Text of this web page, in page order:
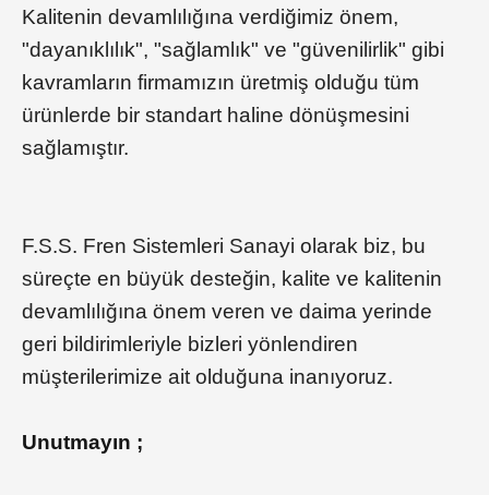
Kalitenin devamlılığına verdiğimiz önem,
"dayanıklılık", "sağlamlık" ve "güvenilirlik" gibi
kavramların firmamızın üretmiş olduğu tüm
ürünlerde bir standart haline dönüşmesini
sağlamıştır.
F.S.S. Fren Sistemleri Sanayi olarak biz, bu
süreçte en büyük desteğin, kalite ve kalitenin
devamlılığına önem veren ve daima yerinde
geri bildirimleriyle bizleri yönlendiren
müşterilerimize ait olduğuna inanıyoruz.
Unutmayın ;